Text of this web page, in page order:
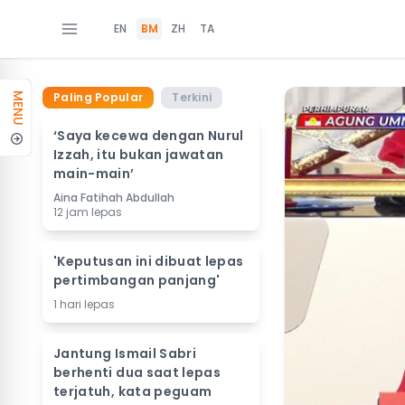
EN BM ZH TA
MENU Paling Popular Terkini
‘Saya kecewa dengan Nurul
Izzah, itu bukan jawatan
main-main’
Aina Fatihah Abdullah
12 jam lepas
'Keputusan ini dibuat lepas
pertimbangan panjang'
1 hari lepas
Jantung Ismail Sabri
berhenti dua saat lepas
terjatuh, kata peguam